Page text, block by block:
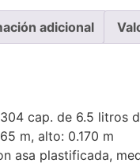
adicional
cap. de 6.5 litros
m, alto: 0.170 m
asa plastificada,